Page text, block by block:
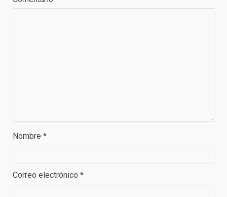
Nombre *
Correo electrónico *